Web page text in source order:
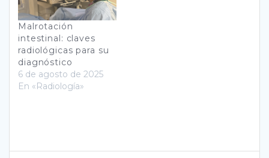
Malrotación
intestinal: claves
radiológicas para su
diagnóstico
6 de agosto de 2025
En «Radiología»